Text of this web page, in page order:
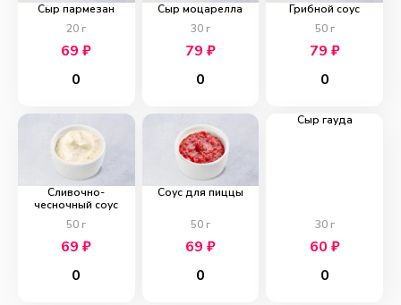
Сыр пармезан
20 г
69₽
0
Сыр моцарелла
30г
79 ₽
0
Грибной соус
50г
79 ₽
0
Сливочно-
чесночный соус
50 г
69₽
0
Соус для пиццы
50г
69 ₽
0
Сыр гауда
30г
60 ₽
0